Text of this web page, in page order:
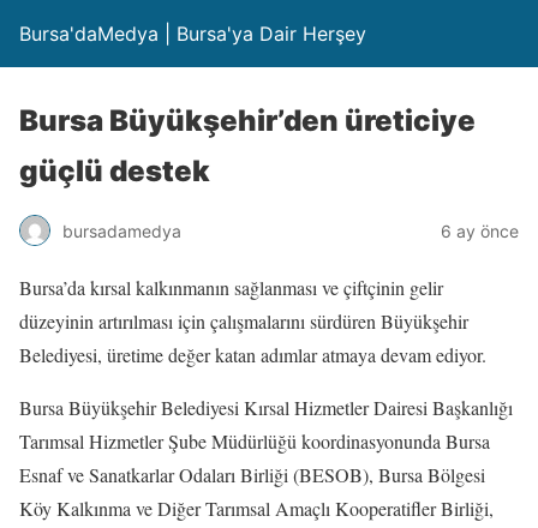
Bursa'daMedya | Bursa'ya Dair Herşey
Bursa Büyükşehir’den üreticiye
güçlü destek
bursadamedya 6 ay önce
Bursa’da kırsal kalkınmanın sağlanması ve çiftçinin gelir
düzeyinin artırılması için çalışmalarını sürdüren Büyükşehir
Belediyesi, üretime değer katan adımlar atmaya devam ediyor.
Bursa Büyükşehir Belediyesi Kırsal Hizmetler Dairesi Başkanlığı
Tarımsal Hizmetler Şube Müdürlüğü koordinasyonunda Bursa
Esnaf ve Sanatkarlar Odaları Birliği (BESOB), Bursa Bölgesi
Köy Kalkınma ve Diğer Tarımsal Amaçlı Kooperatifler Birliği,